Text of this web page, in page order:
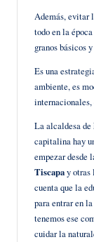
Además, evitar
todo en la
granos básicos
Es una
ambiente, es
La alcaldesa de
capitalina hay
empezar desde
Tiscapay otras
cuenta que la
para entrar en
tenemos ese
cuidar la